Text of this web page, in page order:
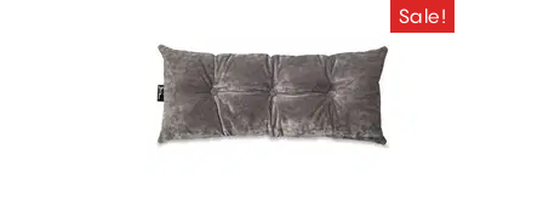
Sale!